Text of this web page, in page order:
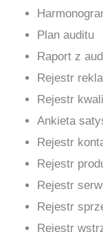
Plan auditu
Raport z
Rejestr
Rejestr
Ankieta
Rejestr
Rejestr
Rejestr
Rejestr
Rejestr